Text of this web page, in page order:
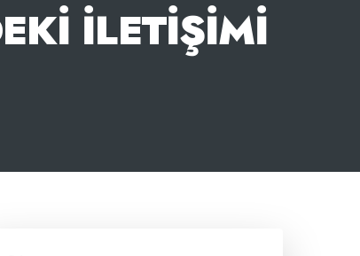
İLETIŞIMI